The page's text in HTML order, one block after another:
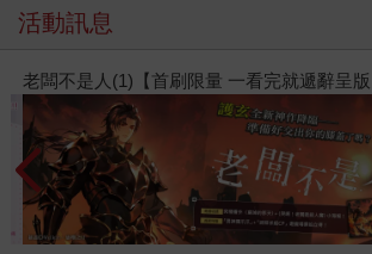
活動訊息
呈版】 春光ｘ奇幻基地｜全書